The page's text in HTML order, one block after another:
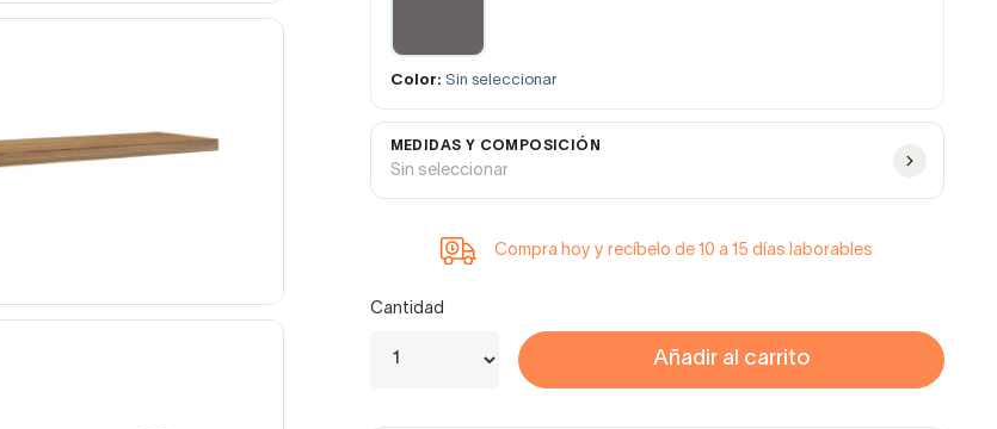
Color: Sin seleccionar
MEDIDAS Y COMPOSICIÓN
Sin seleccionar
Compra hoy y recíbelo de 10 a 15 días laborables
Cantidad
Añadir al carrito